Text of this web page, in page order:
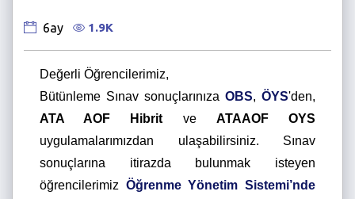
6ay 1.9K
Değerli Öğrencilerimiz,
Bütünleme Sınav sonuçlarınıza OBS, ÖYS'den,
ATA AOF Hibrit ve ATAAOF OYS
uygulamalarımızdan ulaşabilirsiniz. Sınav
sonuçlarına itirazda bulunmak isteyen
öğrencilerimiz Öğrenme Yönetim Sistemi’nde